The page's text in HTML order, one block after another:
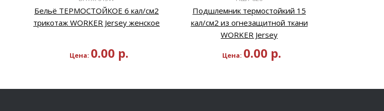
Бельё ТЕРМОСТОЙКОЕ 6 кал/см2
трикотаж WORKER Jersey женское
Цена: 0.00 р.
Подшлемник термостойкий 15
кал/см2 из огнезащитной ткани
WORKER Jersey
Цена: 0.00 р.